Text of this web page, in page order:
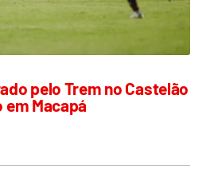
pelo Trem no Castelão
em Macapá